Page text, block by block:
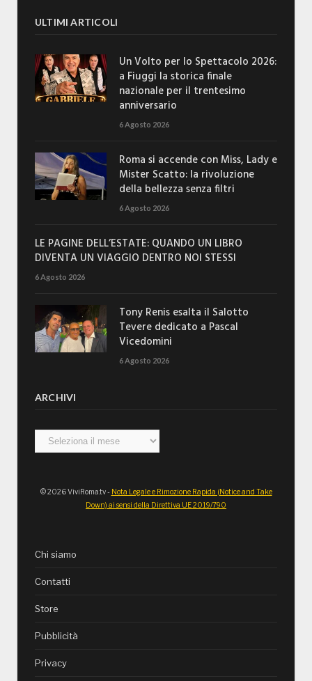
ULTIMI ARTICOLI
Un Volto per lo Spettacolo 2026:
a Fiuggi la storica finale
nazionale per il trentesimo
anniversario
6 Agosto 2026
Roma si accende con Miss, Lady e
Mister Scatto: la rivoluzione
della bellezza senza filtri
6 Agosto 2026
LE PAGINE DELL’ESTATE: QUANDO UN LIBRO
DIVENTA UN VIAGGIO DENTRO NOI STESSI
6 Agosto 2026
Tony Renis esalta il Salotto
Tevere dedicato a Pascal
Vicedomini
6 Agosto 2026
ARCHIVI
Archivi
© 2026 ViviRoma.tv - Nota Legale e Rimozione Rapida (Notice and Take
Down) ai sensi della Direttiva UE 2019/790
Chi siamo
Contatti
Store
Pubblicità
Privacy